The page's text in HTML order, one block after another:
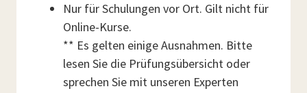
Nur für Schulungen vor Ort. Gilt nicht für
Online-Kurse.
** Es gelten einige Ausnahmen. Bitte
lesen Sie die Prüfungsübersicht oder
sprechen Sie mit unseren Experten